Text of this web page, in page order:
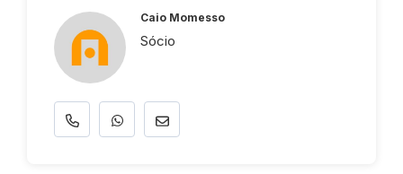
Caio Momesso
Sócio